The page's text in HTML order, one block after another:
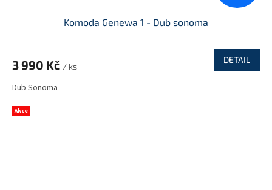
Komoda Genewa 1 - Dub sonoma
3 990 Kč / ks
DETAIL
Dub Sonoma
Akce